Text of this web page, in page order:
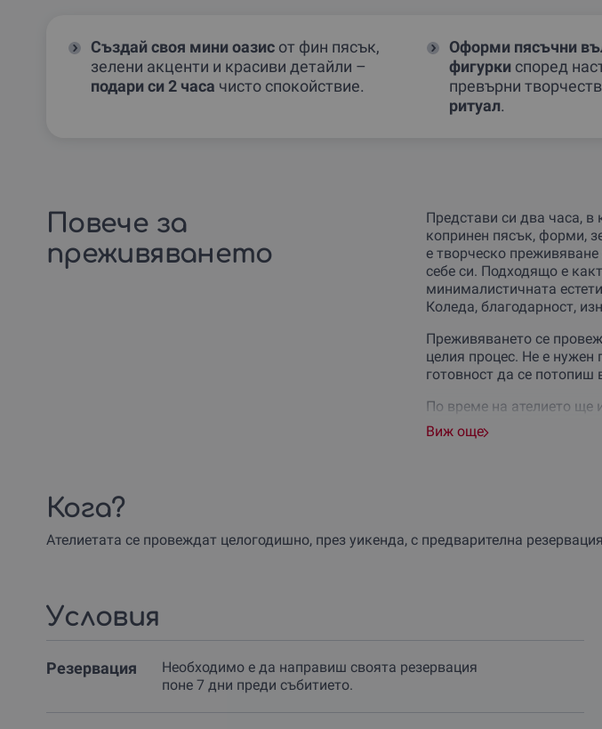
Създай своя мини оазис от фин пясък,
зелени акценти и красиви детайли –
подари си 2 часа чисто спокойствие.
Оформи пясъчни
фигурки според
превърни
ритуал.
Повече за
преживяването
Представи си два часа,
копринен пясък, форми,
е творческо
себе си. Подходящо е
минималистичната
Коледа, благодарност,
Преживяването се
целия процес. Не е
готовност да се потопиш
По време на ателието ще
копринен пясък. Ще
декоративни елементи, с
Накрая ще си тръгнеш с
Виж още
Кога?
Ателиетата се провеждат целогодишно, през уикенда, с предварителна
Условия
Резервация
Необходимо е да направиш своята резервация
поне 7 дни преди събитието.